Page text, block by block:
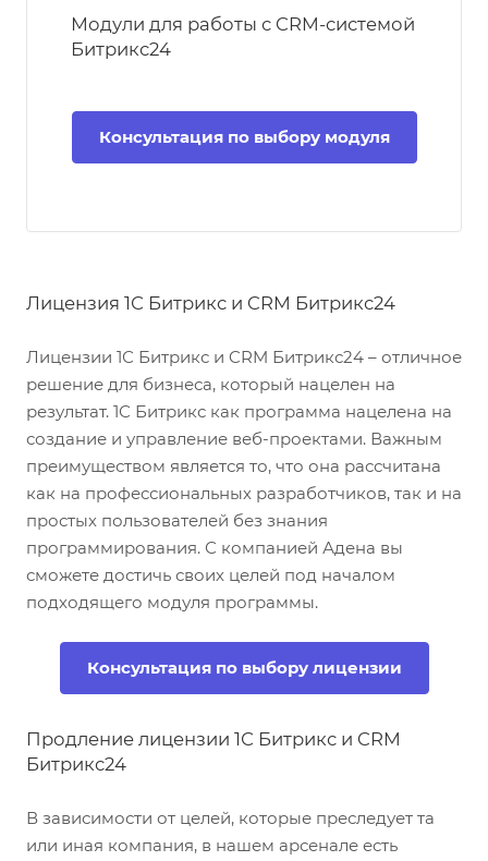
Модули для работы с CRM-системой
Битрикс24
Консультация по выбору модуля
Лицензия 1С Битрикс и CRM Битрикс24
Лицензии 1С Битрикс и CRM Битрикс24 – отличное
решение для бизнеса, который нацелен на
результат. 1С Битрикс как программа нацелена на
создание и управление веб-проектами. Важным
преимуществом является то, что она рассчитана
как на профессиональных разработчиков, так и на
простых пользователей без знания
программирования. С компанией Адена вы
сможете достичь своих целей под началом
подходящего модуля программы.
Консультация по выбору лицензии
Продление лицензии 1С Битрикс и CRM
Битрикс24
В зависимости от целей, которые преследует та
или иная компания, в нашем арсенале есть